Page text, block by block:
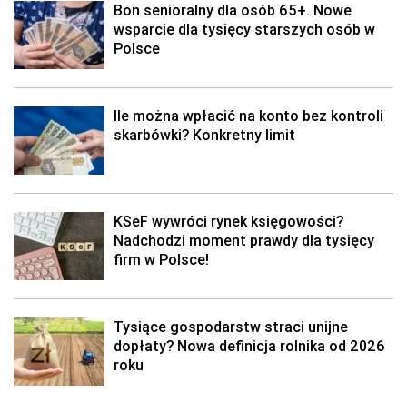
Bon senioralny dla osób 65+. Nowe
wsparcie dla tysięcy starszych osób w
Polsce
Ile można wpłacić na konto bez kontroli
skarbówki? Konkretny limit
KSeF wywróci rynek księgowości?
Nadchodzi moment prawdy dla tysięcy
firm w Polsce!
Tysiące gospodarstw straci unijne
dopłaty? Nowa definicja rolnika od 2026
roku